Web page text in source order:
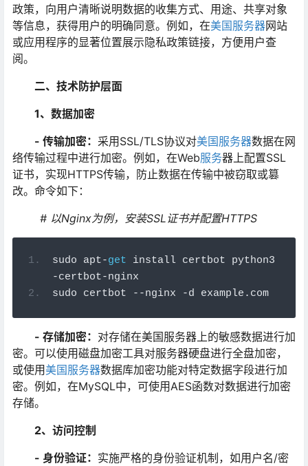
政策，向用户清晰说明数据的收集方式、用途、共享对象
等信息，获得用户的明确同意。例如，在美国服务器网站
或应用程序的显著位置展示隐私政策链接，方便用户查
阅。
二、技术防护层面
1、数据加密
- 传输加密： 采用SSL/TLS协议对美国服务器数据在网
络传输过程中进行加密。例如，在Web服务器上配置SSL
证书，实现HTTPS传输，防止数据在传输中被窃取或篡
改。命令如下：
# 以Nginx为例，安装SSL证书并配置HTTPS
sudo apt-get install certbot python3
-certbot-nginx
sudo certbot
--nginx -d example . com
- 存储加密： 对存储在美国服务器上的敏感数据进行加
密。可以使用磁盘加密工具对服务器硬盘进行全盘加密，
或使用美国服务器数据库加密功能对特定数据字段进行加
密。例如，在MySQL中，可使用AES函数对数据进行加密
存储。
2、访问控制
- 身份验证： 实施严格的身份验证机制，如用户名/密